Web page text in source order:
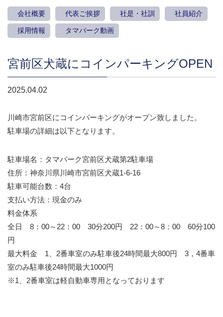
会社概要 代表ご挨拶 社是・社訓 社員紹介
採用情報 タマパーク動画
宮前区犬蔵にコインパーキングOPEN
2025.04.02
川崎市宮前区にコインパーキングがオープン致しました。
駐車場の詳細は以下となります。
駐車場名：タマパーク宮前区犬蔵第2駐車場
住所：神奈川県川崎市宮前区犬蔵1-6-16
駐車可能台数：4台
支払い方法：現金のみ
料金体系
全日 8：00～22：00 30分200円 22：00～8：00 60分100
円
最大料金 1、2番車室のみ駐車後24時間最大800円 3，4番車
室のみ駐車後24時間最大1000円
※1、2番車室は軽自動車専用となっております